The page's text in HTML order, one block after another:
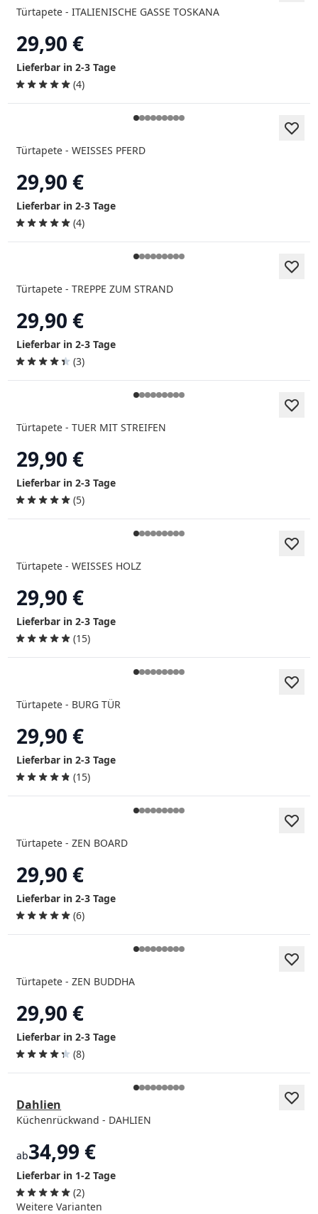
Türtapete - ITALIENISCHE GASSE TOSKANA
29,90 €
Lieferbar in 2-3 Tage
(4)
Türtapete - WEISSES PFERD
29,90 €
Lieferbar in 2-3 Tage
(4)
Türtapete - TREPPE ZUM STRAND
29,90 €
Lieferbar in 2-3 Tage
(3)
Türtapete - TUER MIT STREIFEN
29,90 €
Lieferbar in 2-3 Tage
(5)
Türtapete - WEISSES HOLZ
29,90 €
Lieferbar in 2-3 Tage
(15)
Türtapete - BURG TÜR
29,90 €
Lieferbar in 2-3 Tage
(15)
Türtapete - ZEN BOARD
29,90 €
Lieferbar in 2-3 Tage
(6)
Türtapete - ZEN BUDDHA
29,90 €
Lieferbar in 2-3 Tage
(8)
Dahlien
Küchenrückwand - DAHLIEN
ab34,99 €
Lieferbar in 1-2 Tage
(2)
Weitere Varianten